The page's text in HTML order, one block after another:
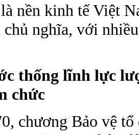
nền kinh tế Việt
nghĩa, với
thống lĩnh lực
chức
chương Bảo vệ